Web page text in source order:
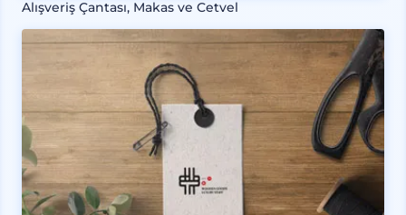
Alışveriş Çantası, Makas ve Cetvel